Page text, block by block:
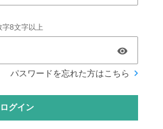
8文字以上
パスワードを忘れた方はこちら
ログイン